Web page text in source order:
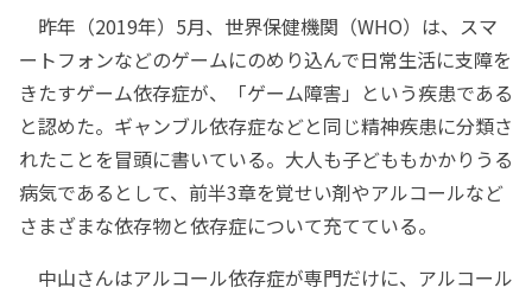
昨年（2019年）5月、世界保健機関（WHO）は、スマ
ートフォンなどのゲームにのめり込んで日常生活に支障を
きたすゲーム依存症が、「ゲーム障害」という疾患である
と認めた。ギャンブル依存症などと同じ精神疾患に分類さ
れたことを冒頭に書いている。大人も子どももかかりうる
病気であるとして、前半3章を覚せい剤やアルコールなど
さまざまな依存物と依存症について充てている。
中山さんはアルコール依存症が専門だけに、アルコール